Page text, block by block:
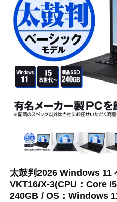
太鼓判2026 Windows 11
VKT16/X-3(CPU：Core
240GB / OS：Windows